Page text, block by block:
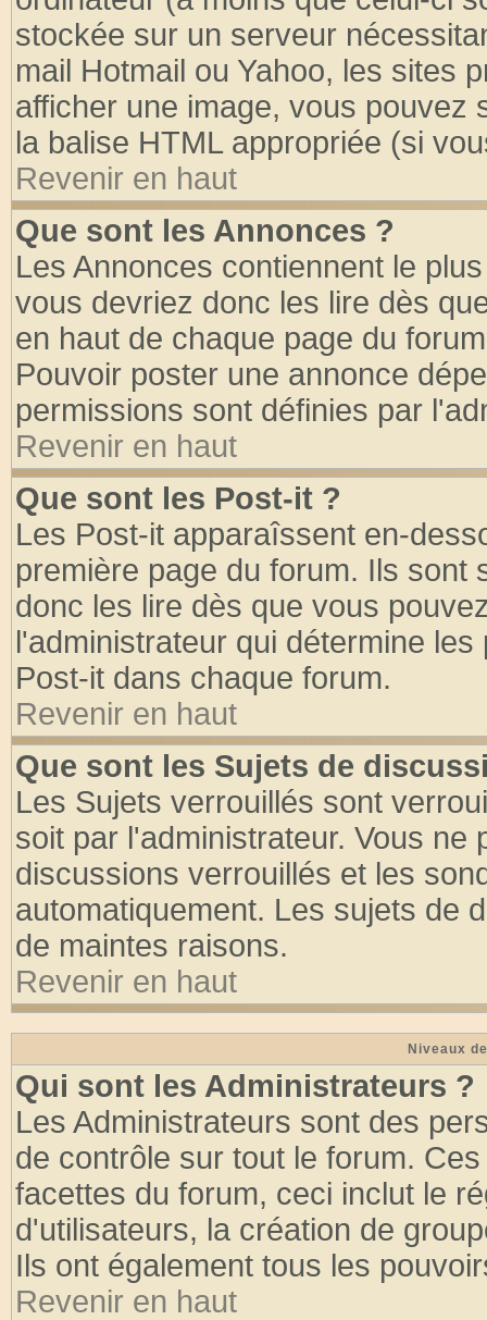
stockée sur un serveur
mail Hotmail ou Yahoo, les sites
afficher une image, vous pouvez
la balise HTML appropriée (si
Revenir en haut
Que sont les Annonces ?
Les Annonces contiennent le
vous devriez donc les lire dès
en haut de chaque page du
Pouvoir poster une annonce
permissions sont définies par
Revenir en haut
Que sont les Post-it ?
Les Post-it apparaîssent en-
première page du forum. Ils
donc les lire dès que vous
l'administrateur qui détermine
Post-it dans chaque forum.
Revenir en haut
Que sont les Sujets de
Les Sujets verrouillés sont
soit par l'administrateur. Vous
discussions verrouillés et les
automatiquement. Les sujets de
de maintes raisons.
Revenir en haut
Niveaux
Qui sont les Administrateurs ?
Les Administrateurs sont des
de contrôle sur tout le forum.
facettes du forum, ceci inclut le
d'utilisateurs, la création de
Ils ont également tous les
Revenir en haut